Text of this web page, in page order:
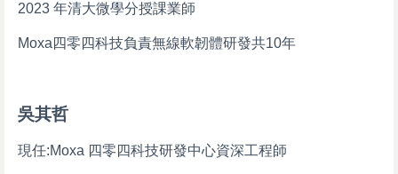
2023 年清大微學分授課業師
Moxa四零四科技負責無線軟韌體研發共10年
吳其哲
現任:Moxa 四零四科技研發中心資深工程師